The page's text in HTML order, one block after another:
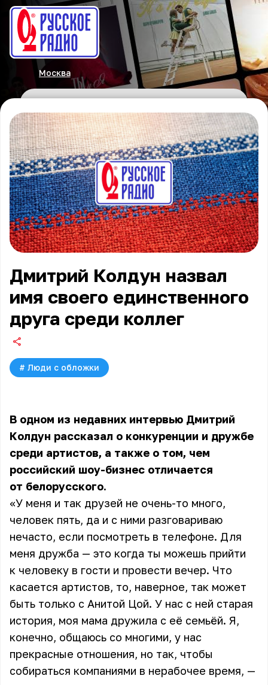
Москва
Дмитрий Колдун назвал
имя своего единственного
друга среди коллег
# Люди с обложки
В одном из недавних интервью Дмитрий
Колдун рассказал о конкуренции и дружбе
среди артистов, а также о том, чем
российский шоу-бизнес отличается
от белорусского.
«У меня и так друзей не очень-то много,
человек пять, да и с ними разговариваю
нечасто, если посмотреть в телефоне. Для
меня дружба — это когда ты можешь прийти
к человеку в гости и провести вечер. Что
касается артистов, то, наверное, так может
быть только с Анитой Цой. У нас с ней старая
история, моя мама дружила с её семьёй. Я,
конечно, общаюсь со многими, у нас
прекрасные отношения, но так, чтобы
собираться компаниями в нерабочее время, —